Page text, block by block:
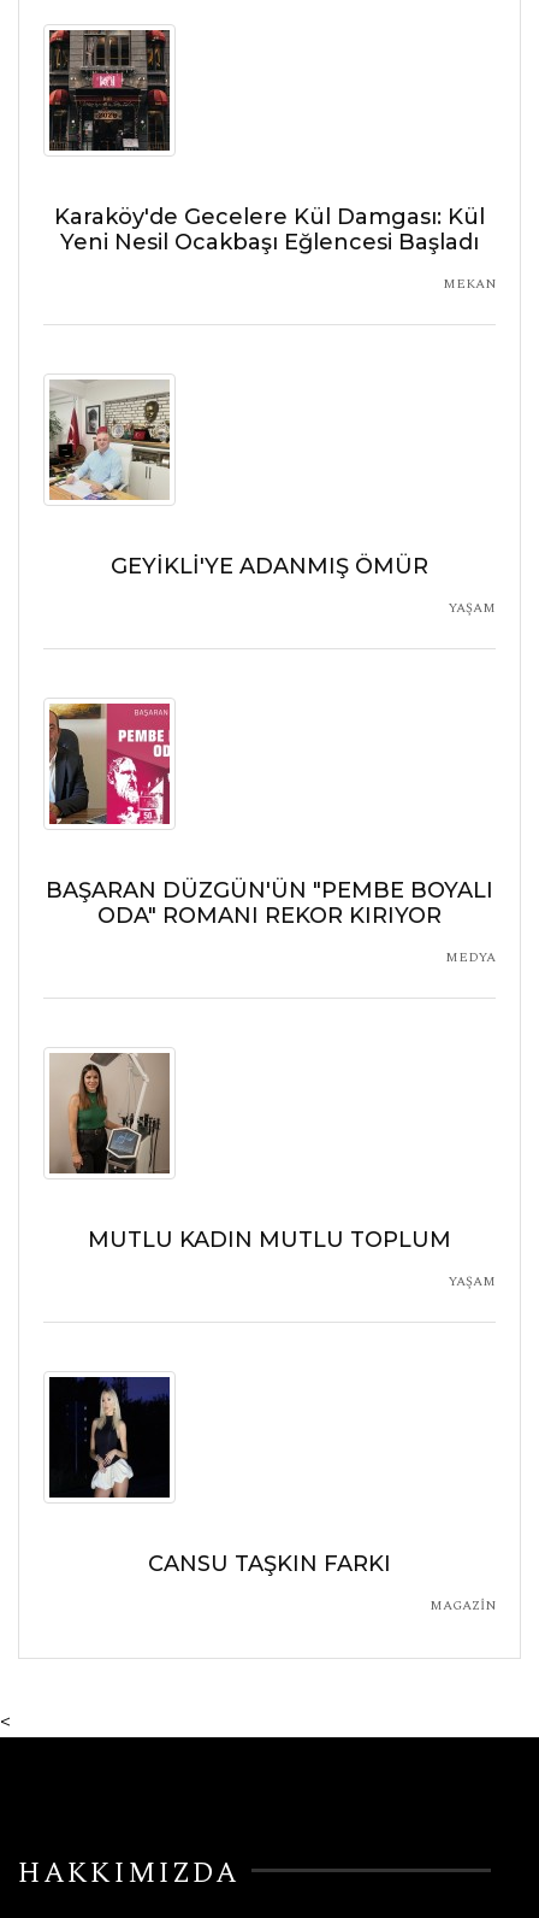
Karaköy'de Gecelere Kül Damgası: Kül
Yeni Nesil Ocakbaşı Eğlencesi Başladı
MEKAN
GEYİKLİ'YE ADANMIŞ ÖMÜR
YAŞAM
BAŞARAN DÜZGÜN'ÜN "PEMBE BOYALI
ODA" ROMANI REKOR KIRIYOR
MEDYA
MUTLU KADIN MUTLU TOPLUM
YAŞAM
CANSU TAŞKIN FARKI
MAGAZİN
<
HAKKIMIZDA